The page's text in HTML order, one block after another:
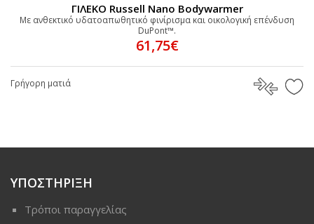
ΓΙΛΕΚΟ Russell Nano Bodywarmer
Με ανθεκτικό υδατοαπωθητικό φινίρισμα και οικολογική επένδυση
DuPont™.
61,75€
Γρήγορη ματιά
ΥΠΟΣΤΗΡΙΞΗ
Τρόποι παραγγελίας